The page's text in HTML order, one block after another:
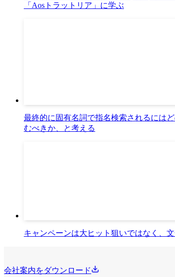
「Aosトラットリア」に学ぶ
最終的に固有名詞で指名検索されるには
むべきか、と考える
キャンペーンは大ヒット狙いではなく、
会社案内をダウンロード